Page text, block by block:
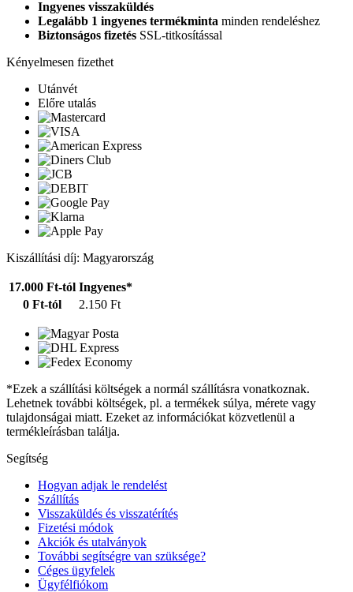
Ingyenes visszaküldés
Legalább 1 ingyenes termékminta minden rendeléshez
Biztonságos fizetés SSL-titkosítással
Kényelmesen fizethet
Utánvét
Előre utalás
Kiszállítási díj: Magyarország
17.000 Ft-tól Ingyenes*
0 Ft-tól
2.150 Ft
*Ezek a szállítási költségek a normál szállításra vonatkoznak.
Lehetnek további költségek, pl. a termékek súlya, mérete vagy
tulajdonságai miatt. Ezeket az információkat közvetlenül a
termékleírásban találja.
Segítség
Hogyan adjak le rendelést
Szállítás
Visszaküldés és visszatérítés
Fizetési módok
Akciók és utalványok
További segítségre van szüksége?
Céges ügyfelek
Ügyfélfiókom